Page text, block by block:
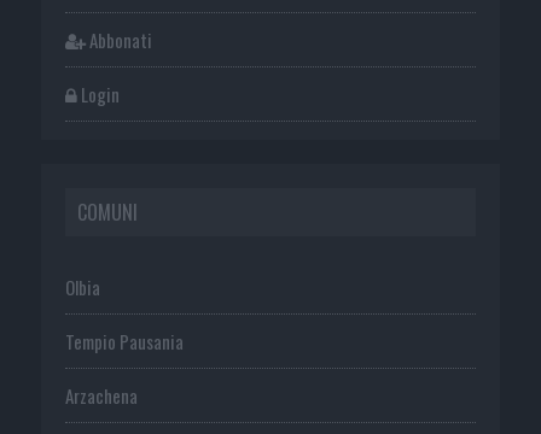
Abbonati
Login
COMUNI
Olbia
Tempio Pausania
Arzachena